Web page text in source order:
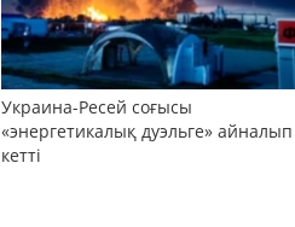
Украина-Ресей соғысы
«энергетикалық дуэльге» айналып
кетті